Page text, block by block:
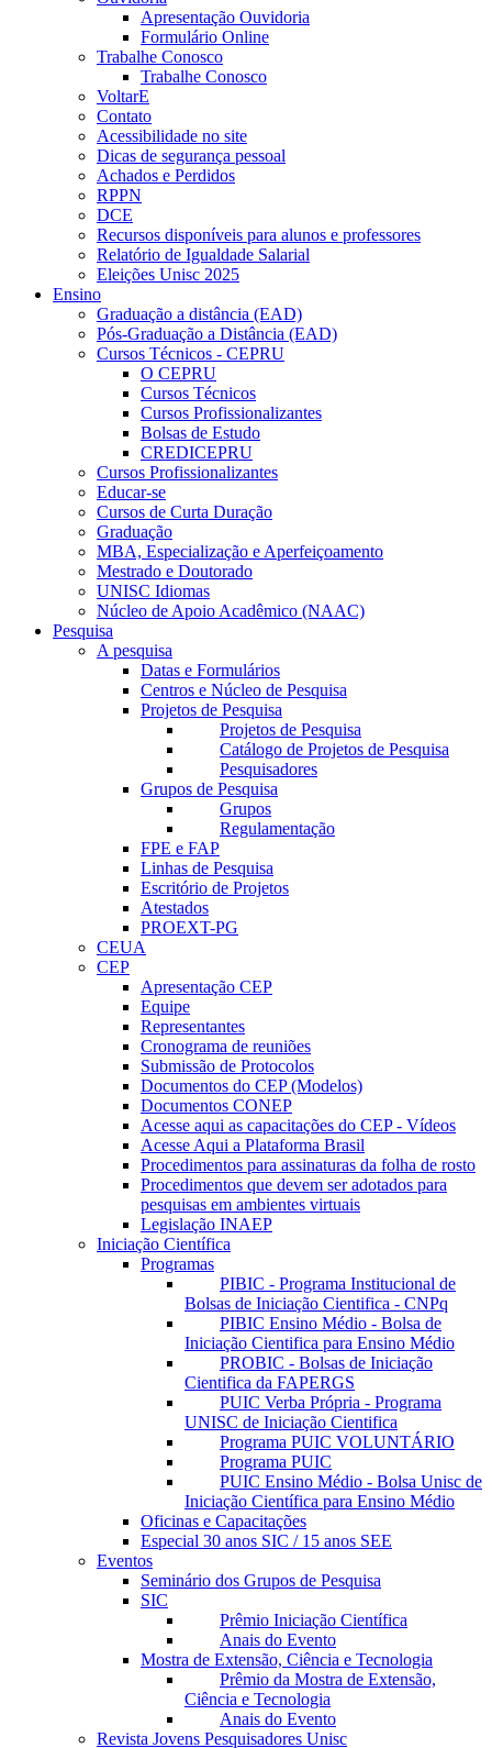
Apresentação Ouvidoria
Formulário Online
Trabalhe Conosco
Trabalhe Conosco
VoltarE
Contato
Acessibilidade no site
Dicas de segurança pessoal
Achados e Perdidos
RPPN
DCE
Recursos disponíveis para alunos e professores
Relatório de Igualdade Salarial
Eleições Unisc 2025
Ensino
Graduação a distância (EAD)
Pós-Graduação a Distância (EAD)
Cursos Técnicos - CEPRU
O CEPRU
Cursos Técnicos
Cursos Profissionalizantes
Bolsas de Estudo
CREDICEPRU
Cursos Profissionalizantes
Educar-se
Cursos de Curta Duração
Graduação
MBA, Especialização e Aperfeiçoamento
Mestrado e Doutorado
UNISC Idiomas
Núcleo de Apoio Acadêmico (NAAC)
Pesquisa
A pesquisa
Datas e Formulários
Centros e Núcleo de Pesquisa
Projetos de Pesquisa
Projetos de Pesquisa
Catálogo de Projetos de Pesquisa
Pesquisadores
Grupos de Pesquisa
Grupos
Regulamentação
FPE e FAP
Linhas de Pesquisa
Escritório de Projetos
Atestados
PROEXT-PG
CEUA
CEP
Apresentação CEP
Equipe
Representantes
Cronograma de reuniões
Submissão de Protocolos
Documentos do CEP (Modelos)
Documentos CONEP
Acesse aqui as capacitações do CEP - Vídeos
Acesse Aqui a Plataforma Brasil
Procedimentos para assinaturas da folha de rosto
Procedimentos que devem ser adotados para
pesquisas em ambientes virtuais
Legislação INAEP
Iniciação Científica
Programas
PIBIC - Programa Institucional de
Bolsas de Iniciação Cientifica - CNPq
PIBIC Ensino Médio - Bolsa de
Iniciação Cientifica para Ensino Médio
PROBIC - Bolsas de Iniciação
Cientifica da FAPERGS
PUIC Verba Própria - Programa
UNISC de Iniciação Cientifica
Programa PUIC VOLUNTÁRIO
Programa PUIC
PUIC Ensino Médio - Bolsa Unisc de
Iniciação Científica para Ensino Médio
Oficinas e Capacitações
Especial 30 anos SIC / 15 anos SEE
Eventos
Seminário dos Grupos de Pesquisa
SIC
Prêmio Iniciação Científica
Anais do Evento
Mostra de Extensão, Ciência e Tecnologia
Prêmio da Mostra de Extensão,
Ciência e Tecnologia
Anais do Evento
Revista Jovens Pesquisadores Unisc